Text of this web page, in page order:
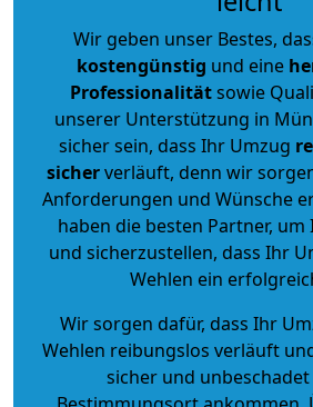
Wir geben unser Bestes,
kostengünstig und eine
Professionalitätsowie
unserer Unterstützung in
sicher sein, dass Ihr Umzug
sicherverläuft, denn wir
Anforderungen und Wünsche
haben die besten Partner,
und sicherzustellen, dass Ihr
Wehlen ein
Wir sorgen dafür, dass Ihr
Wehlen reibungslos verläuft
sicher und